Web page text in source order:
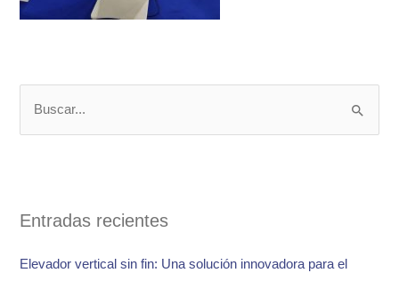
u
a
p
Entradas recientes
Elevador vertical sin fin: Una solución innovadora para el